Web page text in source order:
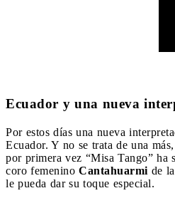
Ecuador y una nueva
Por estos días una nueva
Ecuador. Y no se trata de una
por primera vez “Misa Tango” ha
coro femenino Cantahuarmi de
le pueda dar su toque especial.